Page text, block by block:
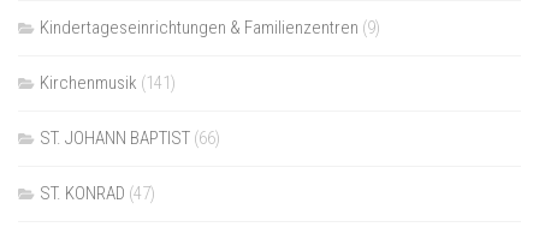
Kindertageseinrichtungen & Familienzentren (9)
Kirchenmusik (141)
ST. JOHANN BAPTIST (66)
ST. KONRAD (47)